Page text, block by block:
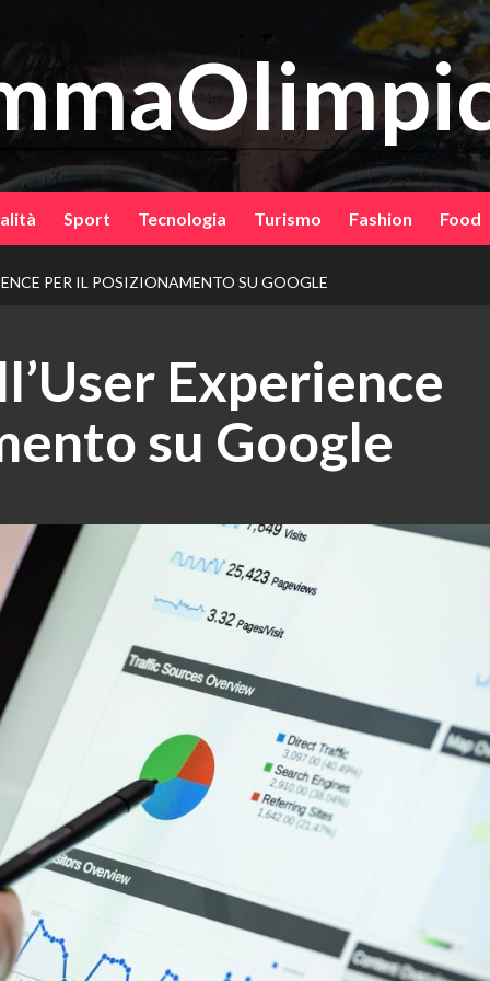
Sport Tecnologia Turismo Fashion Food
PER IL POSIZIONAMENTO SU GOOGLE
Experience
su Google